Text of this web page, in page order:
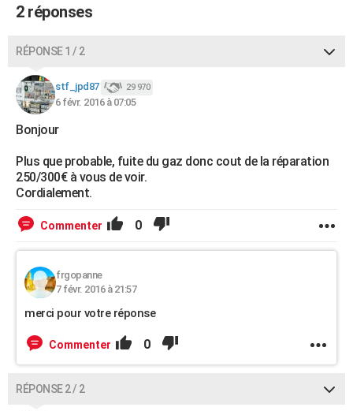
CARTE DE VOEUX
Carte de Noël
Carte Bonne année
Carte Saint-Valentin
Carte Pâques
Carte d'anniversaire
DICTIONNAIRE
Dictionnaire
Biographies
Citations
Expressions
Proverbes
PROGRAMME TV
COPAINS D'AVANT
FORUM
2 réponses
RÉPONSE 1 / 2
stf_jpd87 29 970
6 févr. 2016 à 07:05
Bonjour
Plus que probable, fuite du gaz donc cout de la réparation
250/300€ à vous de voir.
Cordialement.
Commenter 0
frgopanne
7 févr. 2016 à 21:57
merci pour votre réponse
Commenter 0
RÉPONSE 2 / 2